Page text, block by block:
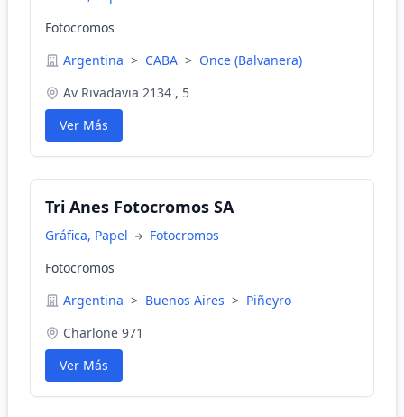
Fotocromos
Argentina > CABA > Once (Balvanera)
Av Rivadavia 2134 , 5
Ver Más
Tri Anes Fotocromos SA
Gráfica, Papel
Fotocromos
Fotocromos
Argentina > Buenos Aires > Piñeyro
Charlone 971
Ver Más